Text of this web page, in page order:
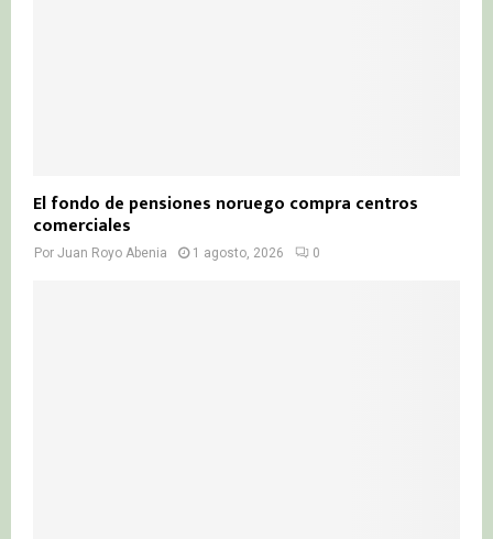
El fondo de pensiones noruego compra centros
comerciales
Por Juan Royo Abenia 1 agosto, 2026 0